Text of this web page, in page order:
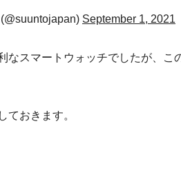
September 1, 2021
なスマートウォッチでしたが、
ておきます。